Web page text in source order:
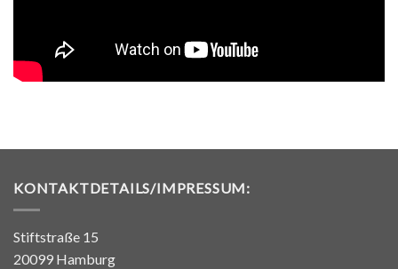
KONTAKTDETAILS/IMPRESSUM:
Stiftstraße 15
20099 Hamburg